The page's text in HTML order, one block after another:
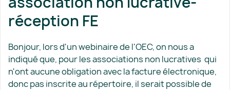
réception FE
Bonjour, lors d'un webinaire de l'OEC, on nous a
indiqué que, pour les associations non lucratives qui
n'ont aucune obligation avec la facture électronique,
donc pas inscrite au répertoire, il serait possible de